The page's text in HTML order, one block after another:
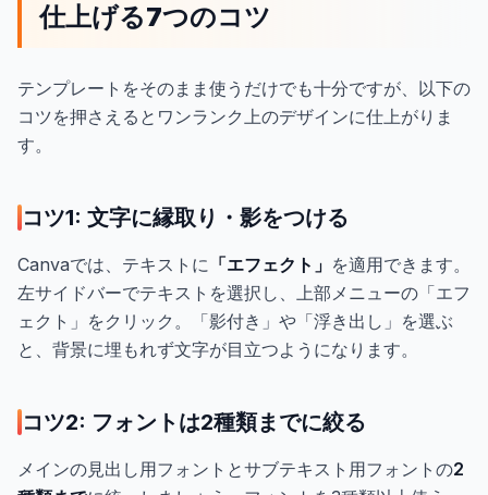
仕上げる7つのコツ
テンプレートをそのまま使うだけでも十分ですが、以下の
コツを押さえるとワンランク上のデザインに仕上がりま
す。
コツ1: 文字に縁取り・影をつける
Canvaでは、テキストに 「エフェクト」 を適用できます。
左サイドバーでテキストを選択し、上部メニューの「エフ
ェクト」をクリック。「影付き」や「浮き出し」を選ぶ
と、背景に埋もれず文字が目立つようになります。
コツ2: フォントは2種類までに絞る
メインの見出し用フォントとサブテキスト用フォントの2